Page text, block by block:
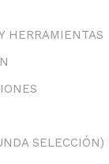
HERRAMIENTAS
SELECCIÓN)